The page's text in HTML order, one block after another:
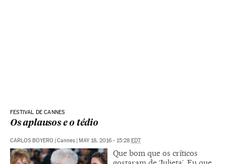
FESTIVAL DE CANNES
Os aplausos e o tédio
CARLOS BOYERO Cannes MAY 18, 2016 - 15:28 EDT
Que bom que os críticos